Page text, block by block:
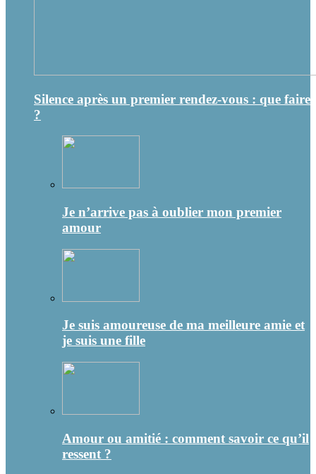
Silence après un premier rendez-vous : que faire
?
Je n’arrive pas à oublier mon premier
amour
Je suis amoureuse de ma meilleure amie et
je suis une fille
Amour ou amitié : comment savoir ce qu’il
ressent ?